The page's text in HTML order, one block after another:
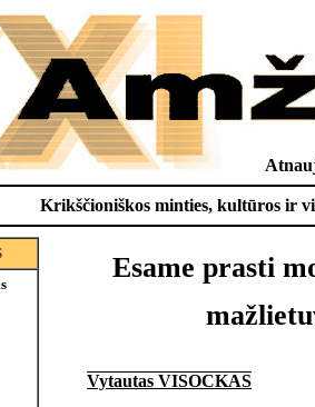
Krikščioniškos minties, kultūros ir
Esame prasti
Vytautas VISOCKAS